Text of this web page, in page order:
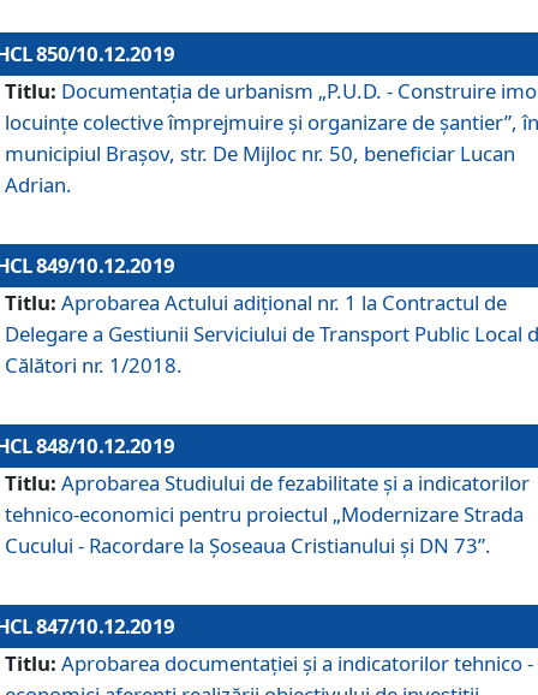
850/10.12.2019
Titlu: Documentaţia de urbanism „P.U.D. - Construire
locuințe colective împrejmuire și organizare de șantier”, în
municipiul Braşov, str. De Mijloc nr. 50, beneficiar Lucan
Adrian.
849/10.12.2019
Titlu: Aprobarea Actului adiţional nr. 1 la Contractul de
Delegare a Gestiunii Serviciului de Transport Public Local
Călători nr. 1/2018.
848/10.12.2019
Titlu: Aprobarea Studiului de fezabilitate şi a indicatorilor
tehnico-economici pentru proiectul „Modernizare Strada
Cucului - Racordare la Șoseaua Cristianului și DN 73”.
847/10.12.2019
Titlu: Aprobarea documentației și a indicatorilor tehnico -